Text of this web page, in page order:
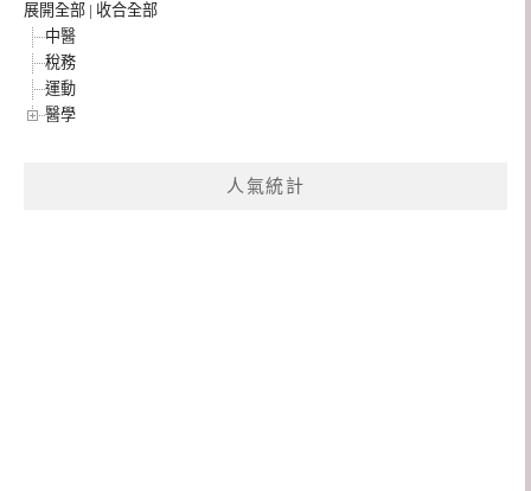
展開全部 | 收合全部
中醫
稅務
運動
醫學
人氣統計